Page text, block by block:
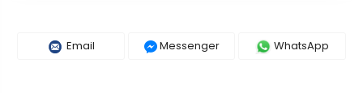
Email Messenger WhatsApp